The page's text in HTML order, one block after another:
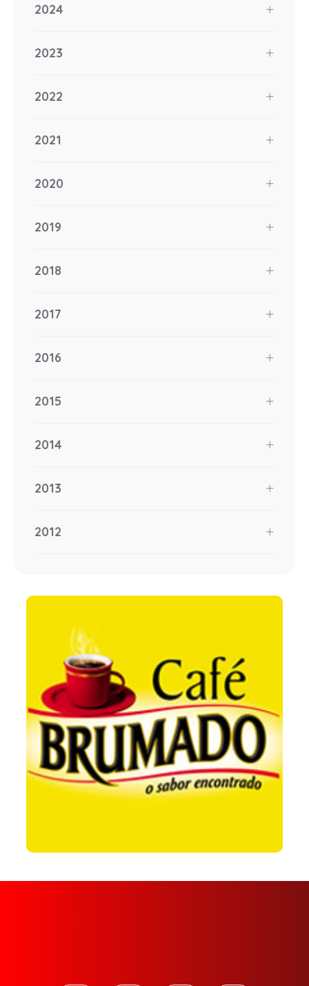
2024
2023
2022
2021
2020
2019
2018
2017
2016
2015
2014
2013
2012